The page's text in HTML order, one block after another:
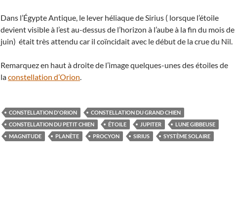
Dans l’Égypte Antique, le lever héliaque de Sirius ( lorsque l’étoile
devient visible à l’est au-dessus de l’horizon à l’aube à la fin du mois de
juin) était très attendu car il coïncidait avec le début de la crue du Nil.
Remarquez en haut à droite de l’image quelques-unes des étoiles de
laconstellation d’Orion.
CONSTELLATION D'ORION
CONSTELLATION DU GRAND CHIEN
CONSTELLATION DU PETIT CHIEN
ÉTOILE JUPITER
LUNE GIBBEUSE
MAGNITUDE
PLANÈTE PROCYON SIRIUS SYSTÈME SOLAIRE